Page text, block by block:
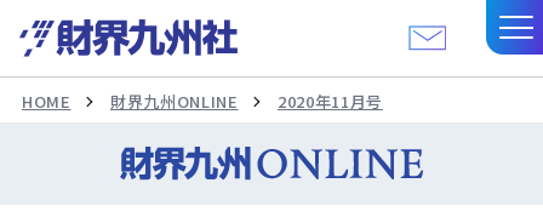
HOME 財界九州ONLINE 2020年11月号